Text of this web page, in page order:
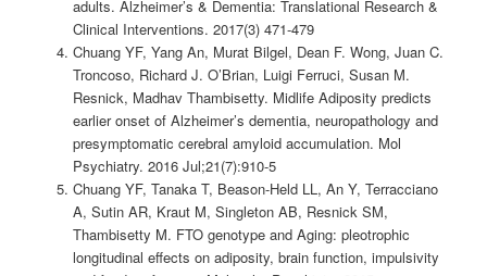
adults. Alzheimer’s & Dementia: Translational Research &
Clinical Interventions. 2017(3) 471-479
Chuang YF, Yang An, Murat Bilgel, Dean F. Wong, Juan C.
Troncoso, Richard J. O’Brian, Luigi Ferruci, Susan M.
Resnick, Madhav Thambisetty. Midlife Adiposity predicts
earlier onset of Alzheimer’s dementia, neuropathology and
presymptomatic cerebral amyloid accumulation. Mol
Psychiatry. 2016 Jul;21(7):910-5
Chuang YF, Tanaka T, Beason-Held LL, An Y, Terracciano
A, Sutin AR, Kraut M, Singleton AB, Resnick SM,
Thambisetty M. FTO genotype and Aging: pleotrophic
longitudinal effects on adiposity, brain function, impulsivity